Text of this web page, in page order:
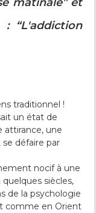
matinale” et
: “L'addiction
traditionnel !
un état de
attirance, une
défaire par
nocif à une
siècles,
de la psychologie
comme en Orient